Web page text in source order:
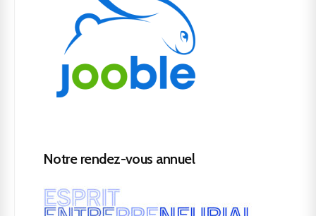
Notre rendez-vous annuel